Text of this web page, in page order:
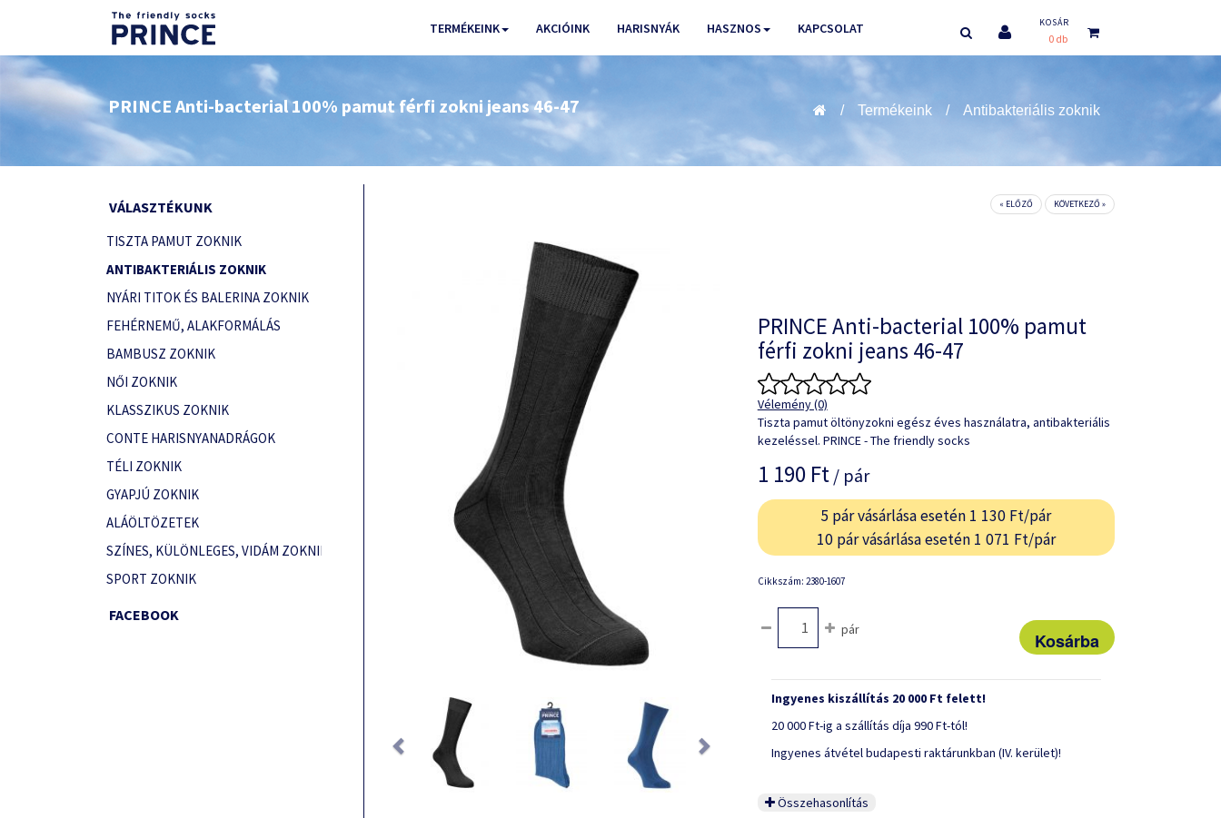
TERMÉKEINK AKCIÓINK HARISNYÁK HASZNOS KAPCSOLAT KOSÁR
0 db
PRINCE Anti-bacterial 100% pamut férfi zokni jeans 46-47 Termékeink Antibakteriális zoknik
VÁLASZTÉKUNK
TISZTA PAMUT ZOKNIK
ANTIBAKTERIÁLIS ZOKNIK
NYÁRI TITOK ÉS BALERINA ZOKNIK
FEHÉRNEMŰ, ALAKFORMÁLÁS
BAMBUSZ ZOKNIK
NŐI ZOKNIK
KLASSZIKUS ZOKNIK
CONTE HARISNYANADRÁGOK
TÉLI ZOKNIK
GYAPJÚ ZOKNIK
ALÁÖLTÖZETEK
SZÍNES, KÜLÖNLEGES, VIDÁM ZOKNIK
SPORT ZOKNIK
FACEBOOK
« ELŐZŐ KÖVETKEZŐ »
PRINCE Anti-bacterial 100% pamut
férfi zokni jeans 46-47
Vélemény (0)
Tiszta pamut öltönyzokni egész éves használatra, antibakteriális
kezeléssel. PRINCE - The friendly socks
1 190 Ft/ pár
5 pár vásárlása esetén 1 130 Ft/pár
10 pár vásárlása esetén 1 071 Ft/pár
Cikkszám: 2380-1607
pár
Ingyenes kiszállítás 20 000 Ft felett!
20 000 Ft-ig a szállítás díja 990 Ft-tól!
Ingyenes átvétel budapesti raktárunkban (IV. kerület)!
Összehasonlítás